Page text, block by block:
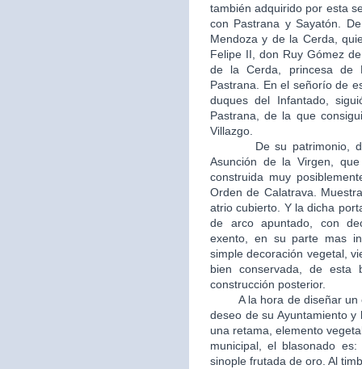
también adquirido por esta
con Pastrana y Sayatón.
Mendoza y de la Cerda,
Felipe II, don Ruy Gómez
de la Cerda, princesa de
Pastrana. En el señorío de
duques del Infantado,
Pastrana, de la que
Villazgo.
De su patrimonio,
Asunción de la Virgen,
construida muy
Orden de Calatrava.
atrio cubierto. Y la dicha
de arco apuntado, con
exento, en su parte mas
simple decoración vegetal,
bien conservada, de
construcción posterior.
A la hora de diseñar un
deseo de su Ayuntamiento
una retama, elemento
municipal, el blasonado
sinople frutada de oro. Al